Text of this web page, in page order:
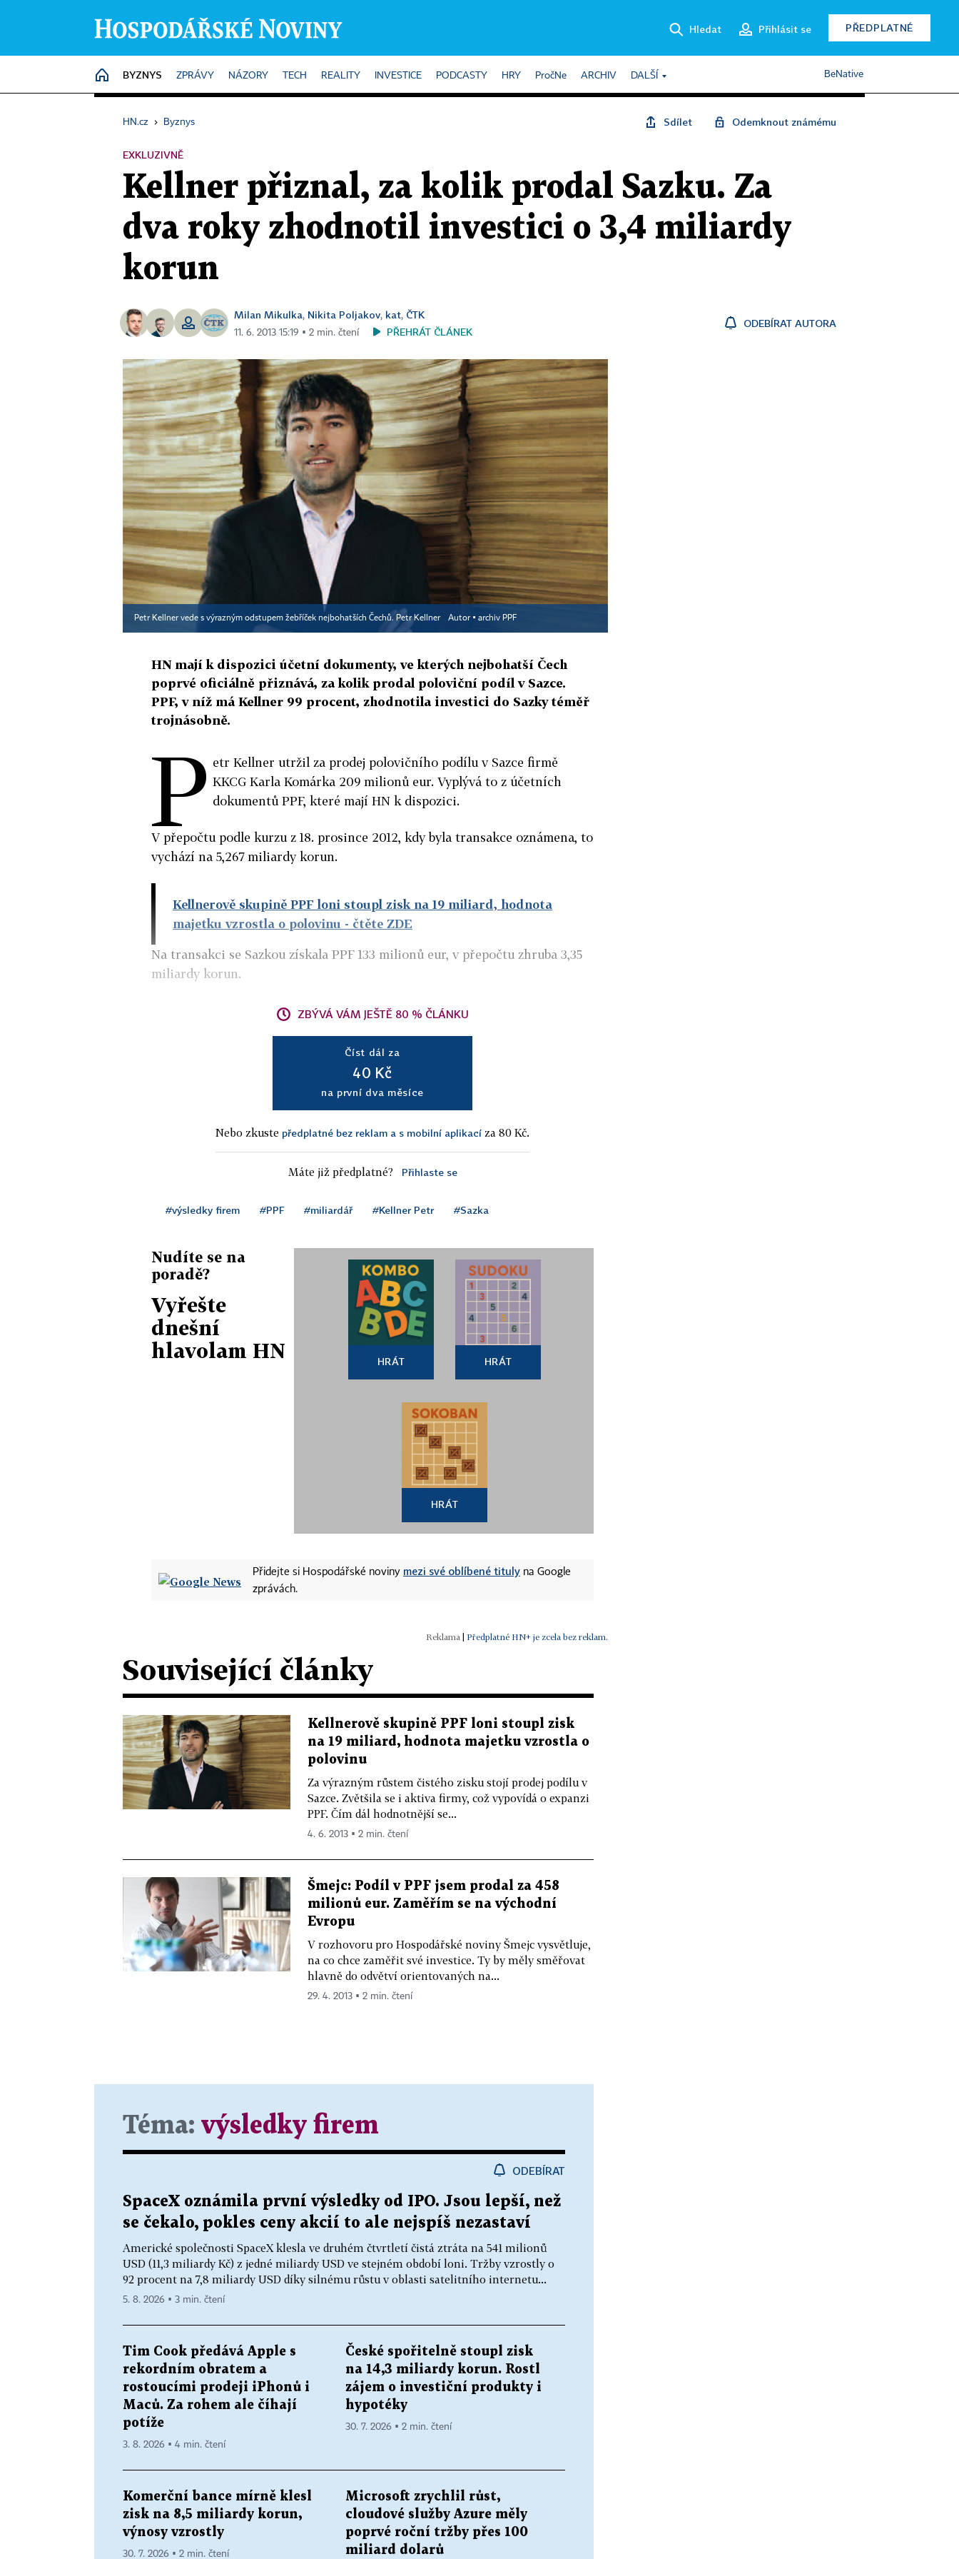
Hledat Přihlásit se PŘEDPLATNÉ
HOME
BYZNYS ZPRÁVY NÁZORY TECH REALITY INVESTICE PODCASTY HRY PročNe ARCHIV DALŠÍ BeNative
HN.cz › Byznys Sdílet Odemknout známému
EXKLUZIVNĚ
Kellner přiznal, za kolik prodal Sazku. Za
dva roky zhodnotil investici o 3,4 miliardy
korun
Milan Mikulka, Nikita Poljakov, kat, ČTK
11. 6. 2013 15:19 ▪ 2 min. čtení PŘEHRÁT ČLÁNEK
ODEBÍRAT AUTORA
Petr Kellner vede s výrazným odstupem žebříček nejbohatších Čechů. Petr Kellner Autor ▪ archiv PPF
HN mají k dispozici účetní dokumenty, ve kterých nejbohatší Čech
poprvé oficiálně přiznává, za kolik prodal poloviční podíl v Sazce.
PPF, v níž má Kellner 99 procent, zhodnotila investici do Sazky téměř
trojnásobně.
P etr Kellner utržil za prodej polovičního podílu v Sazce firmě
KKCG Karla Komárka 209 milionů eur. Vyplývá to z účetních
dokumentů PPF, které mají HN k dispozici.
V přepočtu podle kurzu z 18. prosince 2012, kdy byla transakce oznámena, to
vychází na 5,267 miliardy korun.
Kellnerově skupině PPF loni stoupl zisk na 19 miliard, hodnota
majetku vzrostla o polovinu - čtěte ZDE
Na transakci se Sazkou získala PPF 133 milionů eur, v přepočtu zhruba 3,35
miliardy korun.
ZBÝVÁ VÁM JEŠTĚ 80 % ČLÁNKU
Číst dál za
40 Kč
na první dva měsíce
Nebo zkuste předplatné bez reklam a s mobilní aplikací za 80 Kč.
Máte již předplatné? Přihlaste se
#výsledky firem #PPF #miliardář #Kellner Petr #Sazka
Nudíte se na
poradě?
Vyřešte
dnešní
hlavolam HN
HRÁT HRÁT
HRÁT
Přidejte si Hospodářské noviny mezi své oblíbené tituly na Google
zprávách.
| Předplatné HN+ je zcela bez reklam.
Související články
Kellnerově skupině PPF loni stoupl zisk
na 19 miliard, hodnota majetku vzrostla o
polovinu
Za výrazným růstem čistého zisku stojí prodej podílu v
Sazce. Zvětšila se i aktiva firmy, což vypovídá o expanzi
PPF. Čím dál hodnotnější se...
4. 6. 2013 ▪ 2 min. čtení
Šmejc: Podíl v PPF jsem prodal za 458
milionů eur. Zaměřím se na východní
Evropu
V rozhovoru pro Hospodářské noviny Šmejc vysvětluje,
na co chce zaměřit své investice. Ty by měly směřovat
hlavně do odvětví orientovaných na...
29. 4. 2013 ▪ 2 min. čtení
Téma: výsledky firem
ODEBÍRAT
SpaceX oznámila první výsledky od IPO. Jsou lepší, než
se čekalo, pokles ceny akcií to ale nejspíš nezastaví
Americké společnosti SpaceX klesla ve druhém čtvrtletí čistá ztráta na 541 milionů
USD (11,3 miliardy Kč) z jedné miliardy USD ve stejném období loni. Tržby vzrostly o
92 procent na 7,8 miliardy USD díky silnému růstu v oblasti satelitního internetu...
5. 8. 2026 ▪ 3 min. čtení
Tim Cook předává Apple s
rekordním obratem a
rostoucími prodeji iPhonů i
Maců. Za rohem ale číhají
potíže
3. 8. 2026 ▪ 4 min. čtení
České spořitelně stoupl zisk
na 14,3 miliardy korun. Rostl
zájem o investiční produkty i
hypotéky
30. 7. 2026 ▪ 2 min. čtení
Komerční bance mírně klesl
zisk na 8,5 miliardy korun,
výnosy vzrostly
30. 7. 2026 ▪ 2 min. čtení
Microsoft zrychlil růst,
cloudové služby Azure měly
poprvé roční tržby přes 100
miliard dolarů